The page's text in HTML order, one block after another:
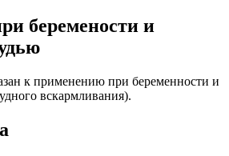
беремености и
к применению при беременности и
вскармливания).